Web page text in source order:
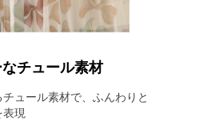
チュール素材
ュール素材で、ふんわりと
現